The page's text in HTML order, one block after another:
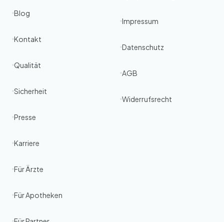
Blog
Kontakt
Qualität
Sicherheit
Presse
Karriere
Für Ärzte
Für Apotheken
Impressum
Datenschutz
AGB
Widerrufsrecht